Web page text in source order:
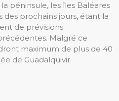
péninsule, les îles Baléares
des prochains jours, étant la
de prévisions
Malgré ce
maximum de plus de 40
de Guadalquivir.